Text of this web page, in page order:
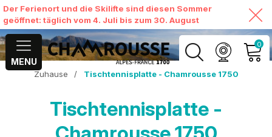
Der Ferienort und die Skilifte sind diesen Sommer
geöffnet: täglich vom 4. Juli bis zum 30. August
MENU
0
MEIN KONTO
MEINEN WARENKORB
Zuhause / Tischtennisplatte - Chamrousse 1750
Tischtennisplatte -